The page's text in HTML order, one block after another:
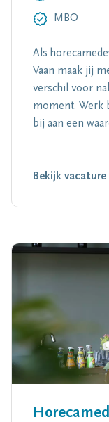
MBO
Als
Vaan maak jij
verschil voor
moment. Werk
bij aan een
Bekijk vacature